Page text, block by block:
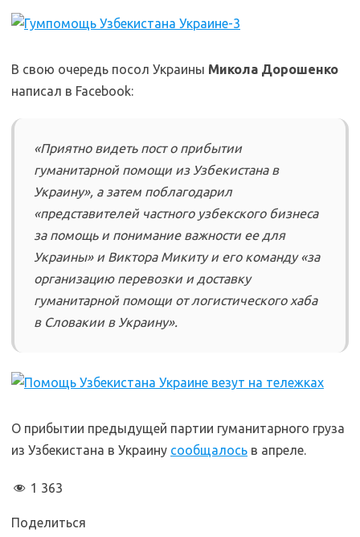
В свою очередь посол Украины Микола Дорошенко
написал в Facebook:
«Приятно видеть пост о прибытии
гуманитарной помощи из Узбекистана в
Украину», а затем поблагодарил
«представителей частного узбекского бизнеса
за помощь и понимание важности ее для
Украины» и Виктора Микиту и его команду «за
организацию перевозки и доставку
гуманитарной помощи от логистического хаба
в Словакии в Украину».
О прибытии предыдущей партии гуманитарного груза
из Узбекистана в Украину сообщалось в апреле.
1 363
Поделиться